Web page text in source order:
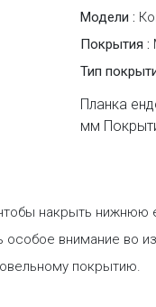
Модели :
Покрытия :
Тип
Планка
мм
накрыть
внимание во
покрытию.